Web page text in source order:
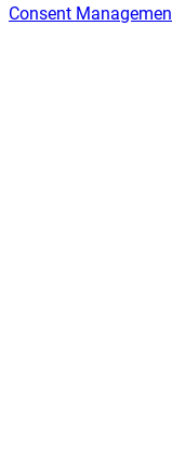
Consent